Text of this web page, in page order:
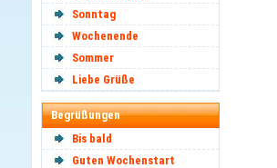
Sonntag
Wochenende
Sommer
Liebe Grüße
Begrüßungen
Bis bald
Guten Wochenstart